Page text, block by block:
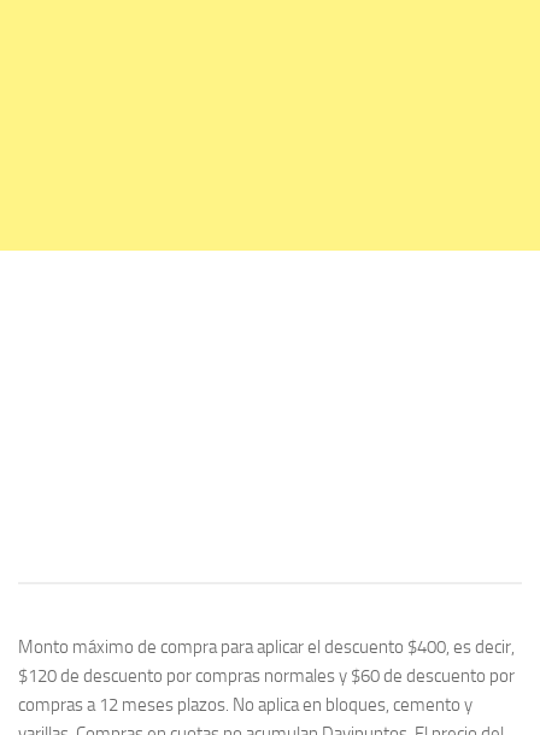
Monto máximo de compra para aplicar el descuento $400, es decir,
$120 de descuento por compras normales y $60 de descuento por
compras a 12 meses plazos. No aplica en bloques, cemento y